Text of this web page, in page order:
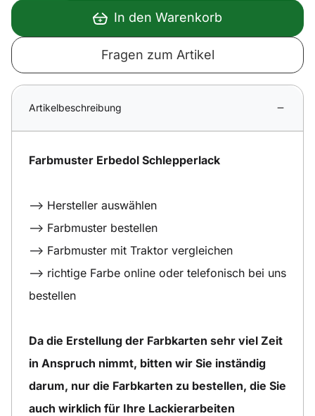
In den Warenkorb
Fragen zum Artikel
Artikelbeschreibung
Farbmuster Erbedol Schlepperlack
--> Hersteller auswählen
--> Farbmuster bestellen
--> Farbmuster mit Traktor vergleichen
--> richtige Farbe online oder telefonisch bei uns
bestellen
Da die Erstellung der Farbkarten sehr viel Zeit
in Anspruch nimmt, bitten wir Sie inständig
darum, nur die Farbkarten zu bestellen, die Sie
auch wirklich für Ihre Lackierarbeiten